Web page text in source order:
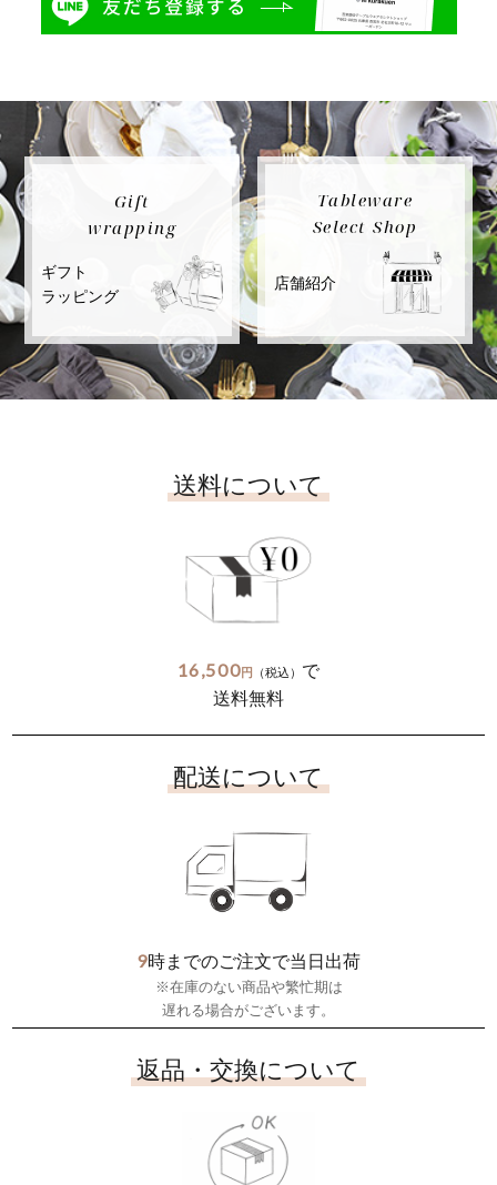
Gift
wrapping
ギフト
ラッピング
Tableware
Select Shop
店舗紹介
送料について
16,500円 （税込） で
送料無料
配送について
9時までのご注文で当日出荷
※在庫のない商品や繁忙期は
遅れる場合がございます。
返品・交換について